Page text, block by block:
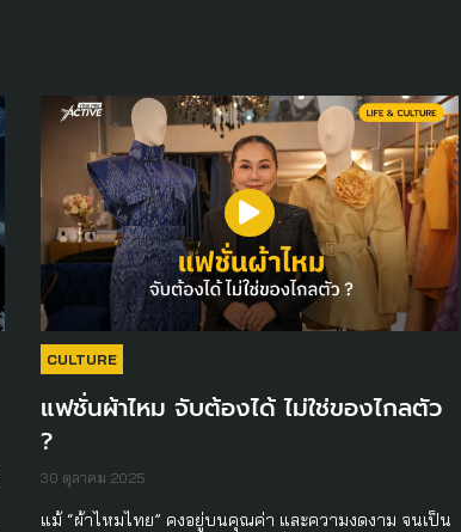
CULTURE
แฟชั่นผ้าไหม จับต้องได้ ไม่ใช่ของไกลตัว
?
30 ตุลาคม 2025
แม้ “ผ้าไหมไทย” คงอยู่บนคุณค่า และความงดงาม จนเป็น